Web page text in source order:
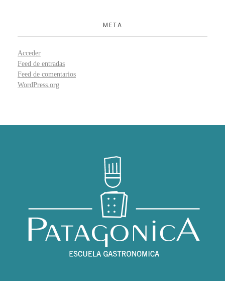
META
Acceder
Feed de entradas
Feed de comentarios
WordPress.org